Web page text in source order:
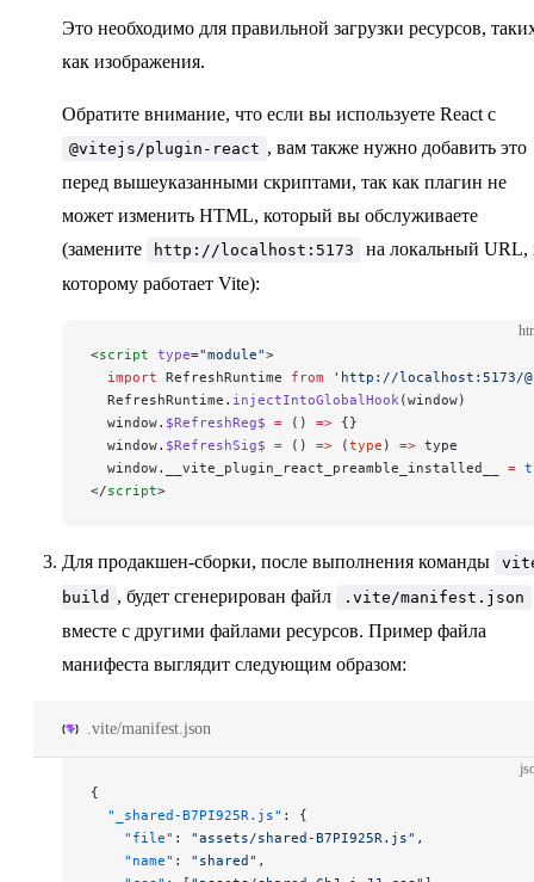
Это необходимо для правильной загрузки ресурсов,
как изображения.
Обратите внимание, что если вы используете React с
@vitejs/plugin-react , вам также нужно добавить это
перед вышеуказанными скриптами, так как плагин не
может изменить HTML, который вы обслуживаете
(замените
http://localhost:5173
на локальный URL,
которому работает Vite):
<script type="module">
  import
RefreshRuntime from 'http://localhost:5173/
  RefreshRuntime.
injectIntoGlobalHook(window)
  window.
$RefreshReg$ = () => {}
  window.
$RefreshSig$ = () => (type ) => type
  window.__vite_plugin_react_preamble_installed__
=
</script>
Для продакшен-сборки, после выполнения команды
build , будет сгенерирован файл .vite/manifest.json
вместе с другими файлами ресурсов. Пример файла
манифеста выглядит следующим образом:
.vite/manifest.json
{
  "_shared-B7PI925R.js"
: {
    "file"
: "assets/shared-B7PI925R.js" ,
    "name"
: "shared" ,